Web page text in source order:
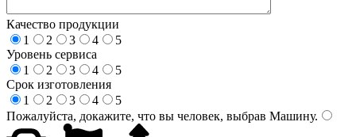
Качество продукции
1
2 3 4
5
Уровень сервиса
1
2 3 4
5
Срок изготовления
1
2 3 4
5
Пожалуйста, докажите, что вы человек, выбрав Машину.